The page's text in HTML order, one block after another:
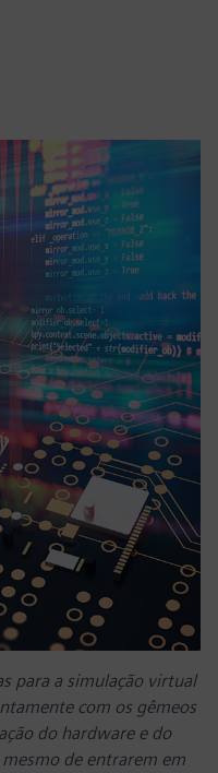
para a simulação virtual
com os gêmeos
do hardware e do
de entrarem em